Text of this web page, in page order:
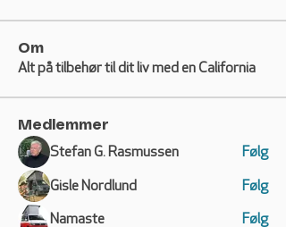
Om
Alt på tilbehør til dit liv med en California
Medlemmer
Stefan G. Rasmussen Følg
Gisle Nordlund Følg
Namaste Følg